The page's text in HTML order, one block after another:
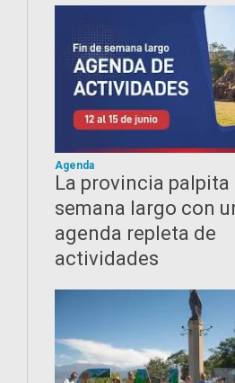
Agenda
La provincia palpita
semana largo con
agenda repleta de
actividades